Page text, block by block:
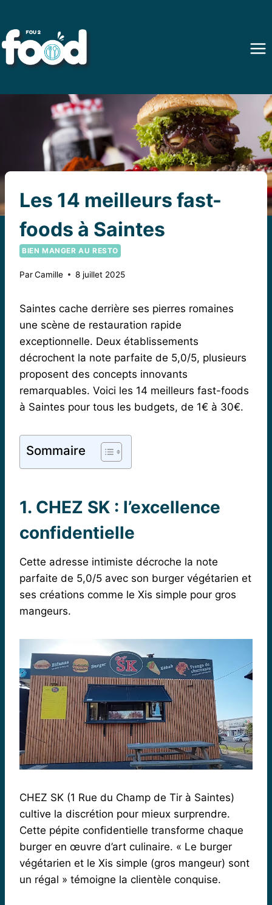
contenu
Les 14 meilleurs fast-
foods à Saintes
BIEN MANGER AU RESTO
ParCamille 8 juillet 2025
Saintes cache derrière ses pierres romaines
une scène de restauration rapide
exceptionnelle. Deux établissements
décrochent la note parfaite de 5,0/5, plusieurs
proposent des concepts innovants
remarquables. Voici les 14 meilleurs fast-foods
à Saintes pour tous les budgets, de 1€ à 30€.
Sommaire
1. CHEZ SK : l’excellence
confidentielle
Cette adresse intimiste décroche la note
parfaite de 5,0/5 avec son burger végétarien et
ses créations comme le Xis simple pour gros
mangeurs.
CHEZ SK (1 Rue du Champ de Tir à Saintes)
cultive la discrétion pour mieux surprendre.
Cette pépite confidentielle transforme chaque
burger en œuvre d’art culinaire. « Le burger
végétarien et le Xis simple (gros mangeur) sont
un régal » témoigne la clientèle conquise.